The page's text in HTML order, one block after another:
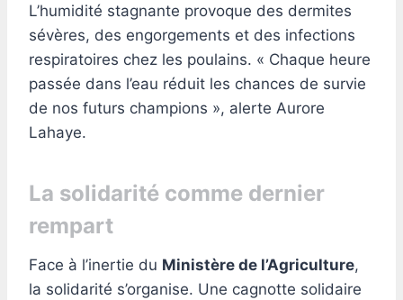
L’humidité stagnante provoque des dermites
sévères, des engorgements et des infections
respiratoires chez les poulains. « Chaque heure
passée dans l’eau réduit les chances de survie
de nos futurs champions », alerte Aurore
Lahaye.
La solidarité comme dernier
rempart
Face à l’inertie du Ministère de l’Agriculture,
la solidarité s’organise. Une cagnotte solidaire